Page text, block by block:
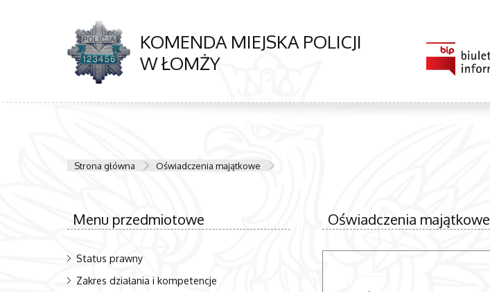
KOMENDA MIEJSKA POLICJI
W ŁOMŻY
Strona główna Oświadczenia majątkowe
Menu przedmiotowe
Status prawny
Zakres działania i kompetencje
Oświadczenia majątkowe